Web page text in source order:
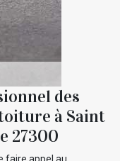
des
à Saint
27300